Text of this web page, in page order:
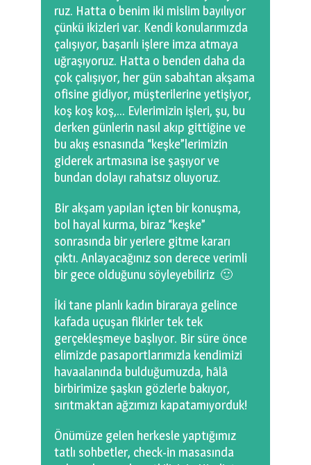
ruz. Hatta o benim iki mislim bayılıyor
çünkü ikizleri var. Kendi konularımızda
çalışıyor, başarılı işlere imza atmaya
uğraşıyoruz. Hatta o benden daha da
çok çalışıyor, her gün sabahtan akşama
ofisine gidiyor, müşterilerine yetişiyor,
koş koş koş,… Evlerimizin işleri, şu, bu
derken günlerin nasıl akıp gittiğine ve
bu akış esnasında “keşke”lerimizin
giderek artmasına ise şaşıyor ve
bundan dolayı rahatsız oluyoruz.
Bir akşam yapılan içten bir konuşma,
bol hayal kurma, biraz “keşke”
sonrasında bir yerlere gitme kararı
çıktı. Anlayacağınız son derece verimli
bir gece olduğunu söyleyebiliriz 🙂
İki tane planlı kadın biraraya gelince
kafada uçuşan fikirler tek tek
gerçekleşmeye başlıyor. Bir süre önce
elimizde pasaportlarımızla kendimizi
havaalanında bulduğumuzda, hâlâ
birbirimize şaşkın gözlerle bakıyor,
sırıtmaktan ağzımızı kapatamıyorduk!
Önümüze gelen herkesle yaptığımız
tatlı sohbetler, check-in masasında